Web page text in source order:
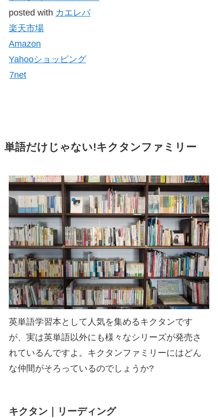
posted with カエレバ
楽天市場
Amazon
Yahooショッピング
7net
単語だけじゃない!キクタンファミリー
英単語学習本として人気を集めるキクタンです
が、実は英単語以外にも様々なシリーズが発売さ
れているんですよ。キクタンファミリーにはどん
な仲間がそろっているのでしょうか?
キクタン｜リーディング